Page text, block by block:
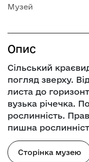
Музей
Опис
Сільський
погляд зверху.
листа до
вузька річечка.
рослинність.
пишна
Сторінка музею